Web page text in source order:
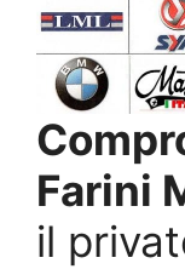
Farini
il